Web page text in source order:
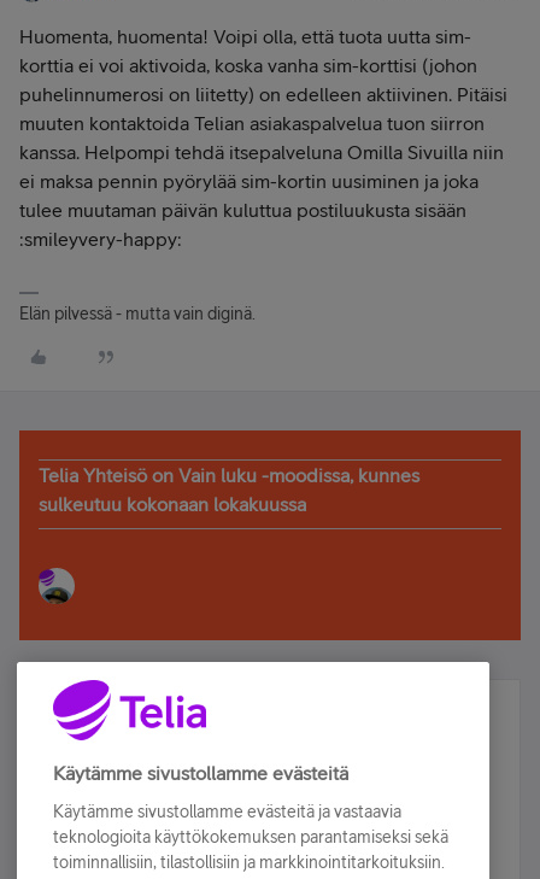
Huomenta, huomenta! Voipi olla, että tuota uutta sim-
korttia ei voi aktivoida, koska vanha sim-korttisi (johon
puhelinnumerosi on liitetty) on edelleen aktiivinen. Pitäisi
muuten kontaktoida Telian asiakaspalvelua tuon siirron
kanssa. Helpompi tehdä itsepalveluna Omilla Sivuilla niin
ei maksa pennin pyörylää sim-kortin uusiminen ja joka
tulee muutaman päivän kuluttua postiluukusta sisään
:smileyvery-happy:
Elän pilvessä - mutta vain diginä.
Telia Yhteisö on Vain luku -moodissa, kunnes
sulkeutuu kokonaan lokakuussa
Älä jää paitsi – osallistu ja voita!
Tilaa Telian uutiskirje ja olet mukana arvonnassa.
sähköpostiisi.
Käytämme sivustollamme evästeitä
Käytämme sivustollamme evästeitä ja vastaavia
teknologioita käyttökokemuksen parantamiseksi sekä
toiminnallisiin, tilastollisiin ja markkinointitarkoituksiin.